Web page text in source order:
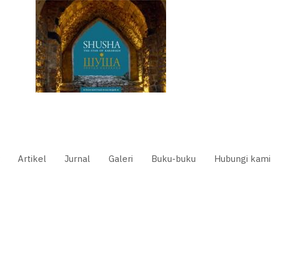
Artikel Jurnal Galeri Buku-buku Hubungi kami